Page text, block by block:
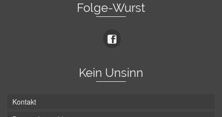
Folge-Wurst
Kein Unsinn
Kontakt